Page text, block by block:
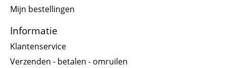
Mijn bestellingen
Informatie
Klantenservice
Verzenden - betalen - omruilen